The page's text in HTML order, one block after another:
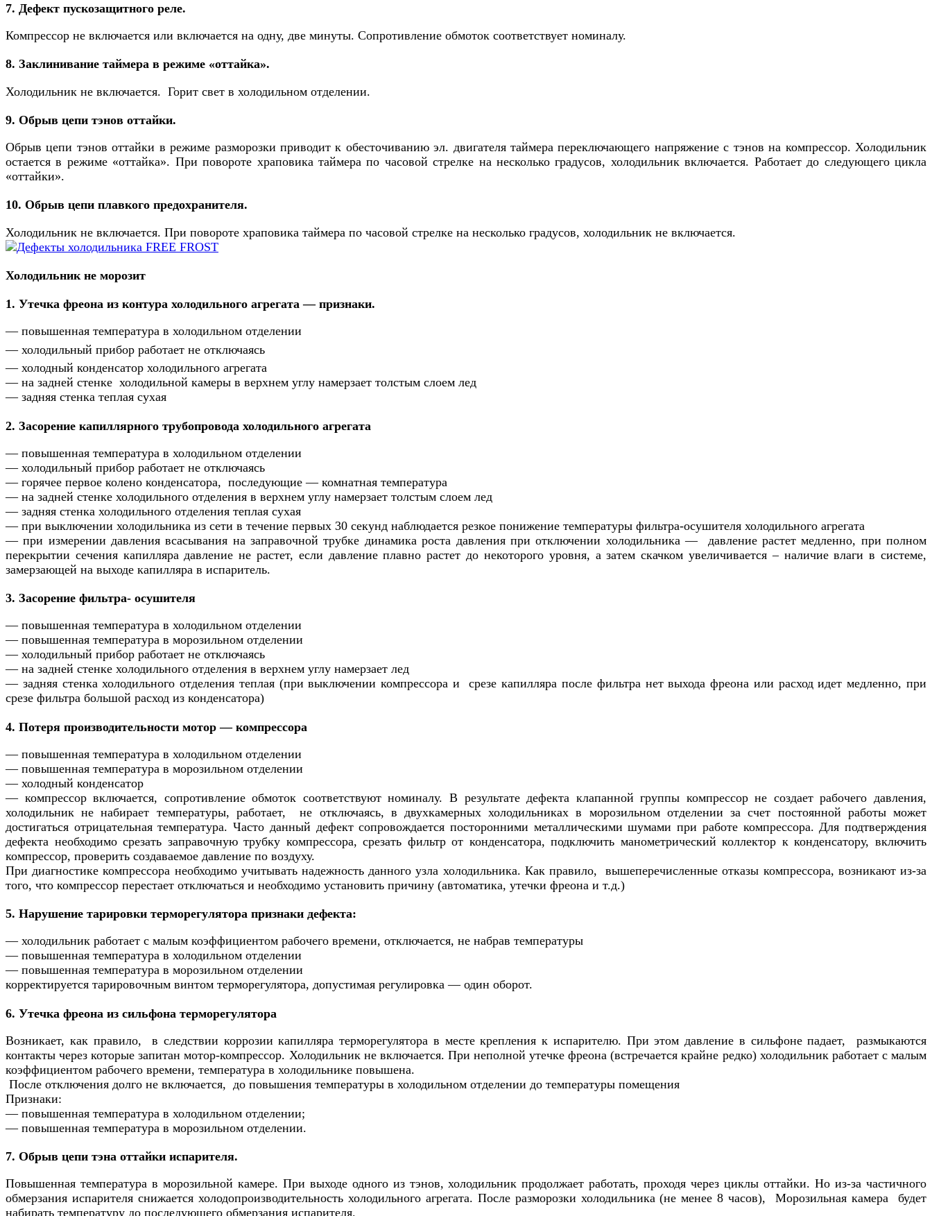
7. Дефект пускозащитного реле.
Компрессор не включается или включается на одну, две минуты. Сопротивление обмоток соответствует номиналу.
8. Заклинивание таймера в режиме «оттайка».
Холодильник не включается. Горит свет в холодильном отделении.
9. Обрыв цепи тэнов оттайки.
Обрыв цепи тэнов оттайки в режиме разморозки приводит к обесточиванию эл. двигателя таймера переключающего напряжение с тэнов на компрессор. Холодильник
остается в режиме «оттайка». При повороте храповика таймера по часовой стрелке на несколько градусов, холодильник включается. Работает до следующего цикла
«оттайки».
10. Обрыв цепи плавкого предохранителя.
Холодильник не включается. При повороте храповика таймера по часовой стрелке на несколько градусов, холодильник не включается.
Холодильник не морозит
1. Утечка фреона из контура холодильного агрегата — признаки.
— повышенная температура в холодильном отделении
— холодильный прибор работает не отключаясь
— холодный конденсатор холодильного агрегата
— на задней стенке холодильной камеры в верхнем углу намерзает толстым слоем лед
— задняя стенка теплая сухая
2. Засорение капиллярного трубопровода холодильного агрегата
— повышенная температура в холодильном отделении
— холодильный прибор работает не отключаясь
— горячее первое колено конденсатора, последующие — комнатная температура
— на задней стенке холодильного отделения в верхнем углу намерзает толстым слоем лед
— задняя стенка холодильного отделения теплая сухая
— при выключении холодильника из сети в течение первых 30 секунд наблюдается резкое понижение температуры фильтра-осушителя холодильного агрегата
— при измерении давления всасывания на заправочной трубке динамика роста давления при отключении холодильника — давление растет медленно, при полном
перекрытии сечения капилляра давление не растет, если давление плавно растет до некоторого уровня, а затем скачком увеличивается – наличие влаги в системе,
замерзающей на выходе капилляра в испаритель.
3. Засорение фильтра- осушителя
— повышенная температура в холодильном отделении
— повышенная температура в морозильном отделении
— холодильный прибор работает не отключаясь
— на задней стенке холодильного отделения в верхнем углу намерзает лед
— задняя стенка холодильного отделения теплая (при выключении компрессора и срезе капилляра после фильтра нет выхода фреона или расход идет медленно, при
срезе фильтра большой расход из конденсатора)
4. Потеря производительности мотор — компрессора
— повышенная температура в холодильном отделении
— повышенная температура в морозильном отделении
— холодный конденсатор
— компрессор включается, сопротивление обмоток соответствуют номиналу. В результате дефекта клапанной группы компрессор не создает рабочего давления,
холодильник не набирает температуры, работает, не отключаясь, в двухкамерных холодильниках в морозильном отделении за счет постоянной работы может
достигаться отрицательная температура. Часто данный дефект сопровождается посторонними металлическими шумами при работе компрессора. Для подтверждения
дефекта необходимо срезать заправочную трубку компрессора, срезать фильтр от конденсатора, подключить манометрический коллектор к конденсатору, включить
компрессор, проверить создаваемое давление по воздуху.
При диагностике компрессора необходимо учитывать надежность данного узла холодильника. Как правило, вышеперечисленные отказы компрессора, возникают из-за
того, что компрессор перестает отключаться и необходимо установить причину (автоматика, утечки фреона и т.д.)
5. Нарушение тарировки терморегулятора признаки дефекта:
— холодильник работает с малым коэффициентом рабочего времени, отключается, не набрав температуры
— повышенная температура в холодильном отделении
— повышенная температура в морозильном отделении
корректируется тарировочным винтом терморегулятора, допустимая регулировка — один оборот.
6. Утечка фреона из сильфона терморегулятора
Возникает, как правило, в следствии коррозии капилляра терморегулятора в месте крепления к испарителю. При этом давление в сильфоне падает, размыкаются
контакты через которые запитан мотор-компрессор. Холодильник не включается. При неполной утечке фреона (встречается крайне редко) холодильник работает с малым
коэффициентом рабочего времени, температура в холодильнике повышена.
После отключения долго не включается, до повышения температуры в холодильном отделении до температуры помещения
Признаки:
— повышенная температура в холодильном отделении;
— повышенная температура в морозильном отделении.
7. Обрыв цепи тэна оттайки испарителя.
Повышенная температура в морозильной камере. При выходе одного из тэнов, холодильник продолжает работать, проходя через циклы оттайки. Но из-за частичного
обмерзания испарителя снижается холодопроизводительность холодильного агрегата. После разморозки холодильника (не менее 8 часов), Морозильная камера будет
набирать температуру до последующего обмерзания испарителя.